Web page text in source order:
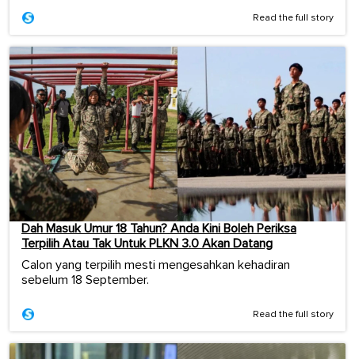
Read the full story
Dah Masuk Umur 18 Tahun? Anda Kini Boleh Periksa
Terpilih Atau Tak Untuk PLKN 3.0 Akan Datang
Calon yang terpilih mesti mengesahkan kehadiran
sebelum 18 September.
Read the full story